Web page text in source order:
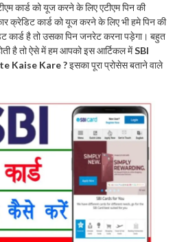
कार्ड को यूज करने के लिए एटीएम पिन की
क्रेडिट कार्ड को यूज करने के लिए भी हमे पिन की
कार्ड है तो उसका पिन जनरेट करना पड़ेगा। बहुत
है तो ऐसे में हम आपको इस आर्टिकल मेंSBI
Kaise Kare ?इसका पूरा प्रोसेस बताने वाले